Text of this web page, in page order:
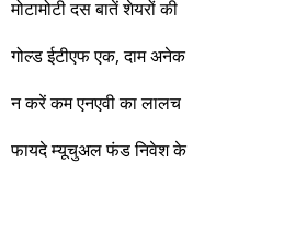
जबरदस्त प्रगति के साल होने जा रहे हैं।
आएंगे। दूसरे आपको बस उल्लू बनाएंगे। केवल
और सत्यनिष्ठा से आपके लिए निवेश के हर
कर्महीन नर पावत नाहीं। आपके हिस्से
मोटामोटी दस बातें शेयरों की
गोल्ड ईटीएफ एक, दाम अनेक
न करें कम एनएवी का लालच
फायदे म्यूचुअल फंड निवेश के